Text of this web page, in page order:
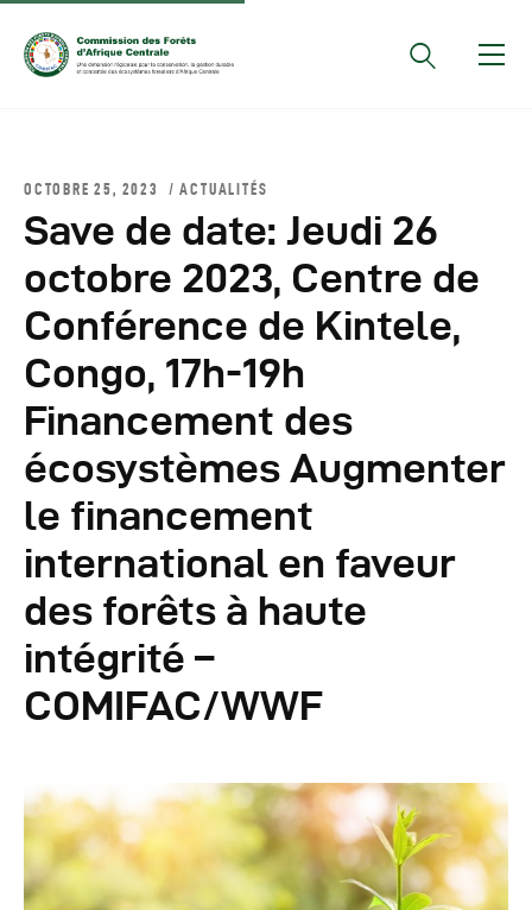
Conseils Des Ministres
Comptes Rendus De
Réunions Sous-
Régionales
Rapports
Publications
COMIFAC Newsletter
Réunions Réseaux
CEFDHAC
OCTOBRE 25, 2023 ACTUALITÉS
Save de date: Jeudi 26
octobre 2023, Centre de
Conférence de Kintele,
Congo, 17h-19h
Financement des
écosystèmes Augmenter
le financement
international en faveur
des forêts à haute
intégrité –
COMIFAC/WWF